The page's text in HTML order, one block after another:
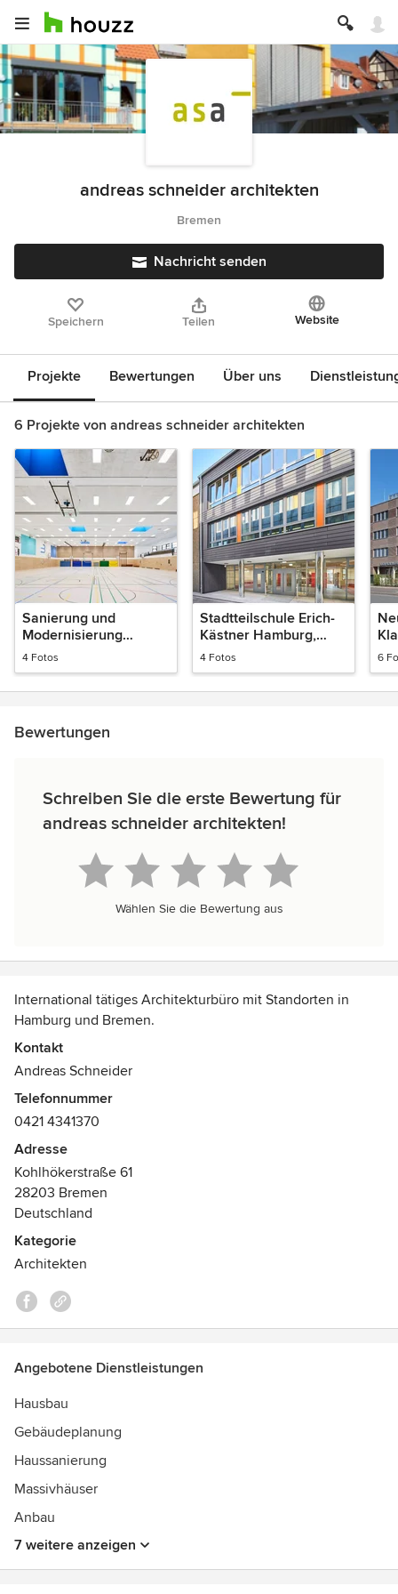
andreas schneider architekten
Bremen
Nachricht senden
Speichern Teilen Website
Projekte Bewertungen Über uns
6 Projekte von andreas schneider architekten
Sanierung und
Modernisierung
Dreifeldsporthalle Wyk
auf Föhr
4 Fotos
Stadtteilschule Erich-
Kästner Hamburg,
Sanierung mit Umbau
und Zubau
4 Fotos 6
Bewertungen
Schreiben Sie die erste Bewertung für
andreas schneider architekten!
Wählen Sie die Bewertung aus
International tätiges Architekturbüro mit Standorten in
Hamburg und Bremen.
Kontakt
Andreas Schneider
Telefonnummer
0421 4341370
Adresse
Kohlhökerstraße 61
28203 Bremen
Deutschland
Kategorie
Architekten
Angebotene Dienstleistungen
Hausbau
Gebäudeplanung
Haussanierung
Massivhäuser
Anbau
7 weitere anzeigen